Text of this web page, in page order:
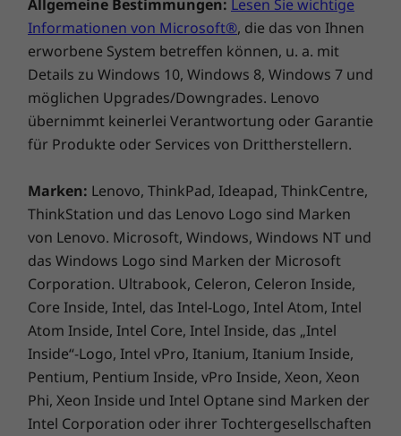
Allgemeine Bestimmungen: Lesen Sie wichtige
Informationen von Microsoft®, die das von Ihnen
erworbene System betreffen können, u. a. mit
Details zu Windows 10, Windows 8, Windows 7 und
möglichen Upgrades/Downgrades. Lenovo
übernimmt keinerlei Verantwortung oder Garantie
für Produkte oder Services von Drittherstellern.
Marken: Lenovo, ThinkPad, Ideapad, ThinkCentre,
ThinkStation und das Lenovo Logo sind Marken
von Lenovo. Microsoft, Windows, Windows NT und
das Windows Logo sind Marken der Microsoft
Corporation. Ultrabook, Celeron, Celeron Inside,
Core Inside, Intel, das Intel-Logo, Intel Atom, Intel
Atom Inside, Intel Core, Intel Inside, das „Intel
Inside“-Logo, Intel vPro, Itanium, Itanium Inside,
Pentium, Pentium Inside, vPro Inside, Xeon, Xeon
Phi, Xeon Inside und Intel Optane sind Marken der
Intel Corporation oder ihrer Tochtergesellschaften